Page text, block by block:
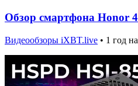
Обзор смартфона Honor
Видеообзоры iXBT.live • 1 год